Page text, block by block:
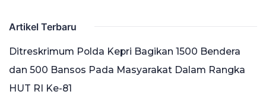
Artikel Terbaru
Ditreskrimum Polda Kepri Bagikan 1500 Bendera
dan 500 Bansos Pada Masyarakat Dalam Rangka
HUT RI Ke-81